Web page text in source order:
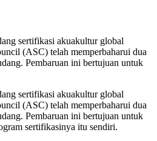
sertifikasi akuakultur global
(ASC) telah memperbaharui dua
Pembaruan ini bertujuan untuk
sertifikasi akuakultur global
(ASC) telah memperbaharui dua
Pembaruan ini bertujuan untuk
sertifikasinya itu sendiri.